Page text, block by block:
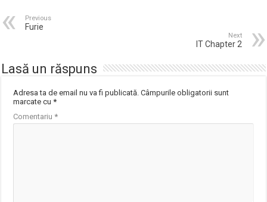
Previous
Furie
Next
IT Chapter 2
Lasă un răspuns
Adresa ta de email nu va fi publicată. Câmpurile obligatorii sunt
marcate cu*
Comentariu*